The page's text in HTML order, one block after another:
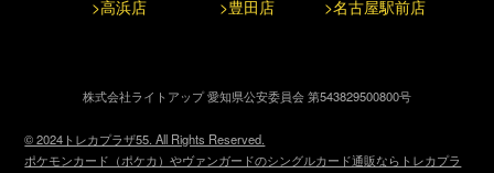
>高浜店 >豊田店 >名古屋駅前店
株式会社ライトアップ 愛知県公安委員会 第543829500800号
© 2024トレカプラザ55. All Rights Reserved.
ポケモンカード（ポケカ）やヴァンガードのシングルカード通販ならトレカプラ